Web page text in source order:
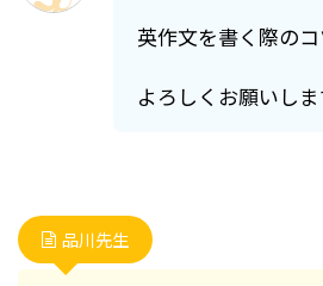
英作文を書く際のコ
よろしくお願いしま
品川先生